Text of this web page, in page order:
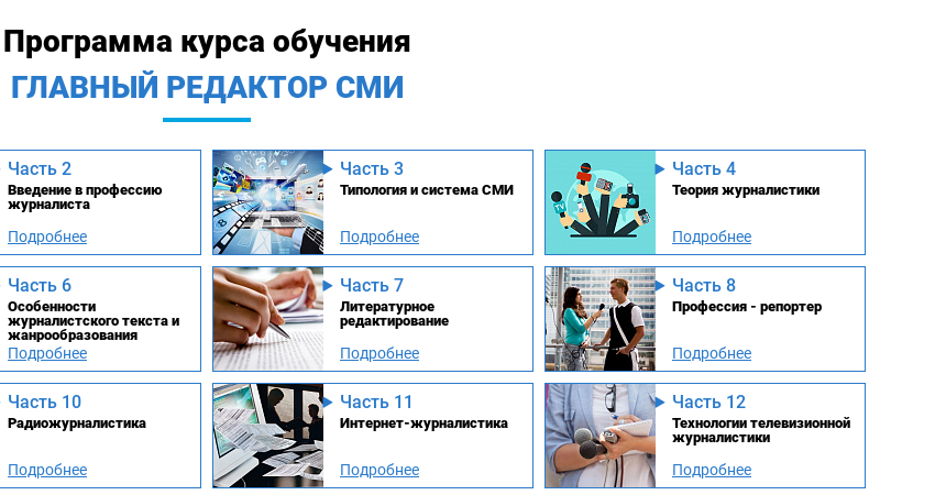
Программа курса обучения
ГЛАВНЫЙ РЕДАКТОР СМИ
Часть 2
Введение в профессию
журналиста
Подробнее
Часть 3
Типология и система СМИ
Подробнее
Часть 4
Теория журналистики
Подробнее
Часть 6
Особенности
журналистского текста и
жанрообразования
Подробнее
Часть 7
Литературное
редактирование
Подробнее
Часть 8
Профессия - репортер
Подробнее
Часть 10
Радиожурналистика
Подробнее
Часть 11
Интернет-журналистика
Подробнее
Часть 12
Технологии телевизионной
журналистики
Подробнее